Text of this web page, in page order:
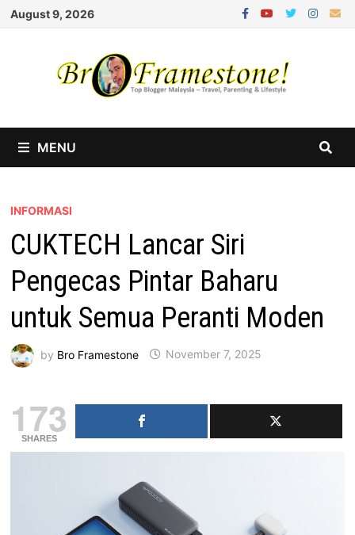
Skip
August 9, 2026
MENU
INFORMASI
CUKTECH Lancar Siri
Pengecas Pintar Baharu
untuk Semua Peranti Moden
by Bro Framestone November 7, 2025
173
SHARES